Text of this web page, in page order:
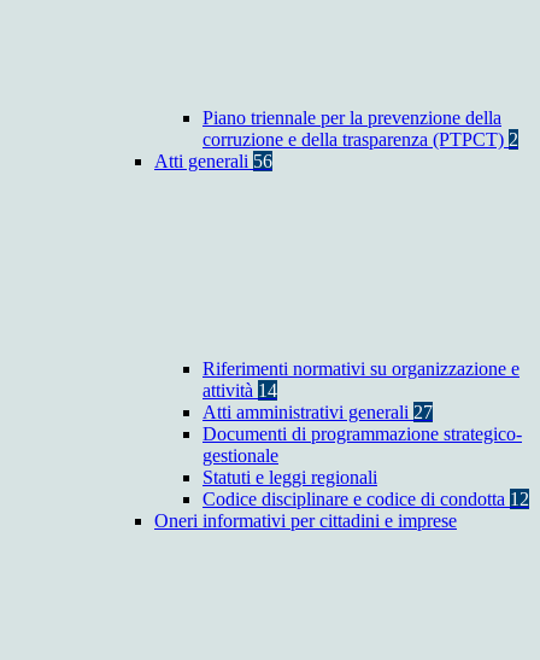
Piano triennale per la prevenzione della
corruzione e della trasparenza (PTPCT) 2
Atti generali 56
Riferimenti normativi su organizzazione e
attività 14
Atti amministrativi generali 27
Documenti di programmazione strategico-
gestionale
Statuti e leggi regionali
Codice disciplinare e codice di condotta 12
Oneri informativi per cittadini e imprese